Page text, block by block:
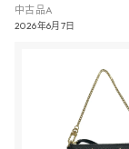
中古品A
2026年6月7日